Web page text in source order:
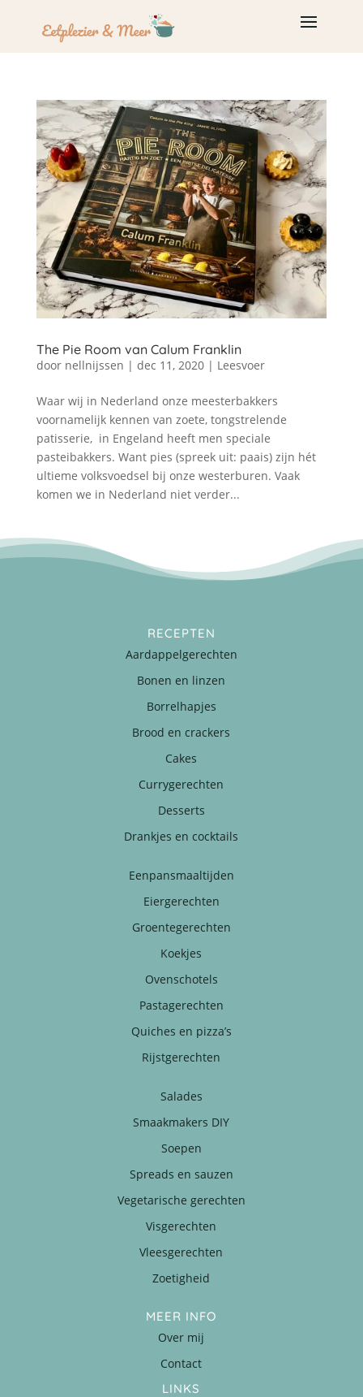
The Pie Room van Calum Franklin
door nellnijssen | dec 11, 2020| Leesvoer
Waar wij in Nederland onze meesterbakkers
voornamelijk kennen van zoete, tongstrelende
patisserie, in Engeland heeft men speciale
pasteibakkers. Want pies (spreek uit: paais) zijn hét
ultieme volksvoedsel bij onze westerburen. Vaak
komen we in Nederland niet verder...
RECEPTEN
Aardappelgerechten
Bonen en linzen
Borrelhapjes
Brood en crackers
Cakes
Currygerechten
Desserts
Drankjes en cocktails
Eenpansmaaltijden
Eiergerechten
Groentegerechten
Koekjes
Ovenschotels
Pastagerechten
Quiches en pizza’s
Rijstgerechten
Salades
Smaakmakers DIY
Soepen
Spreads en sauzen
Vegetarische gerechten
Visgerechten
Vleesgerechten
Zoetigheid
MEER INFO
Over mij
Contact
LINKS